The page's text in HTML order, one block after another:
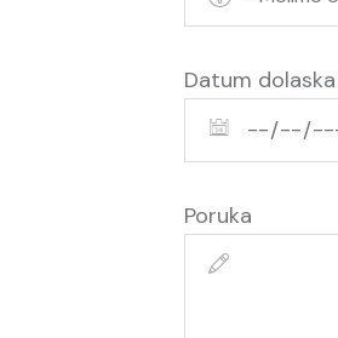
Datum dolaska
Poruka